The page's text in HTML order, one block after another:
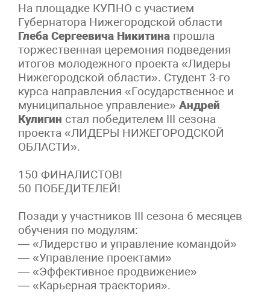
На площадке КУПНО с участием
Губернатора Нижегородской области
Глеба Сергеевича Никитина прошла
торжественная церемония подведения
итогов молодежного проекта «Лидеры
Нижегородской области». Студент 3-го
курса направления «Государственное и
муниципальное управление» Андрей
Кулигин стал победителем III сезона
проекта «ЛИДЕРЫ НИЖЕГОРОДСКОЙ
ОБЛАСТИ».
150 ФИНАЛИСТОВ!
50 ПОБЕДИТЕЛЕЙ!
Позади у участников III сезона 6 месяцев
обучения по модулям:
— «Лидерство и управление командой»
— «Управление проектами»
— «Эффективное продвижение»
— «Карьерная траектория».